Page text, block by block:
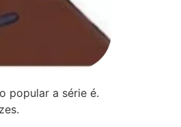
popular a série é.